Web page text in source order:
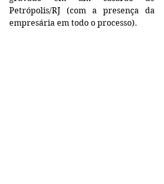
Petrópolis/RJ (com a presença da
empresária em todo o processo).